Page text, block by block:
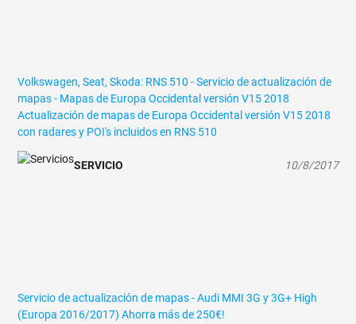
Volkswagen, Seat, Skoda: RNS 510 - Servicio de actualización de
mapas - Mapas de Europa Occidental versión V15 2018
Actualización de mapas de Europa Occidental versión V15 2018
con radares y POI's incluidos en RNS 510
SERVICIO 10/8/2017
Servicio de actualización de mapas - Audi MMI 3G y 3G+ High
(Europa 2016/2017) Ahorra más de 250€!